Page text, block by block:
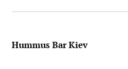
Hummus Bar Kiev